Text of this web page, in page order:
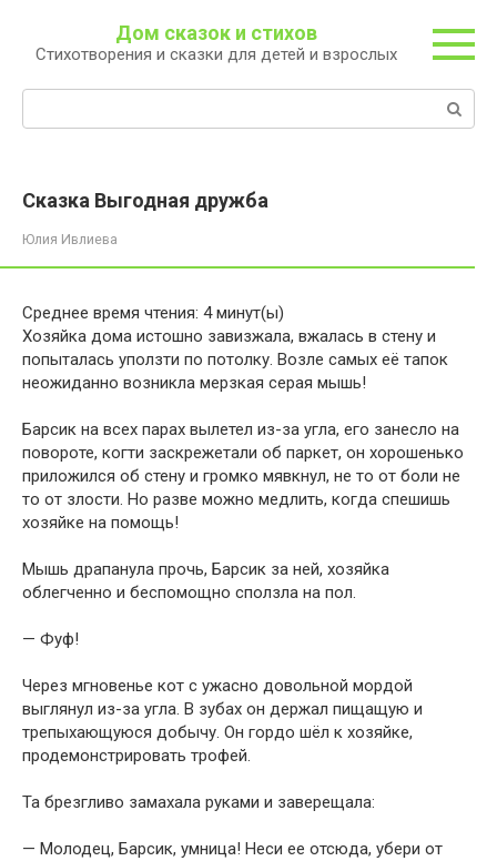
контенту
Дом сказок и стихов
Стихотворения и сказки для детей и взрослых
Сказка Выгодная дружба
Юлия Ивлиева
Среднее время чтения: 4 минут(ы)
Хозяйка дома истошно завизжала, вжалась в стену и
попыталась уползти по потолку. Возле самых её тапок
неожиданно возникла мерзкая серая мышь!
Барсик на всех парах вылетел из-за угла, его занесло на
повороте, когти заскрежетали об паркет, он хорошенько
приложился об стену и громко мявкнул, не то от боли не
то от злости. Но разве можно медлить, когда спешишь
хозяйке на помощь!
Мышь драпанула прочь, Барсик за ней, хозяйка
облегченно и беспомощно сползла на пол.
— Фуф!
Через мгновенье кот с ужасно довольной мордой
выглянул из-за угла. В зубах он держал пищащую и
трепыхающуюся добычу. Он гордо шёл к хозяйке,
продемонстрировать трофей.
Та брезгливо замахала руками и заверещала:
— Молодец, Барсик, умница! Неси ее отсюда, убери от